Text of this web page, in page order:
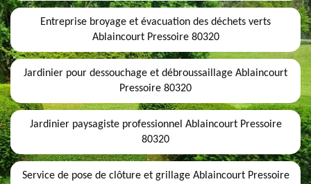
Entreprise broyage et évacuation des déchets verts
Ablaincourt Pressoire 80320
Jardinier pour dessouchage et débroussaillage Ablaincourt
Pressoire 80320
Jardinier paysagiste professionnel Ablaincourt Pressoire
80320
Service de pose de clôture et grillage Ablaincourt Pressoire